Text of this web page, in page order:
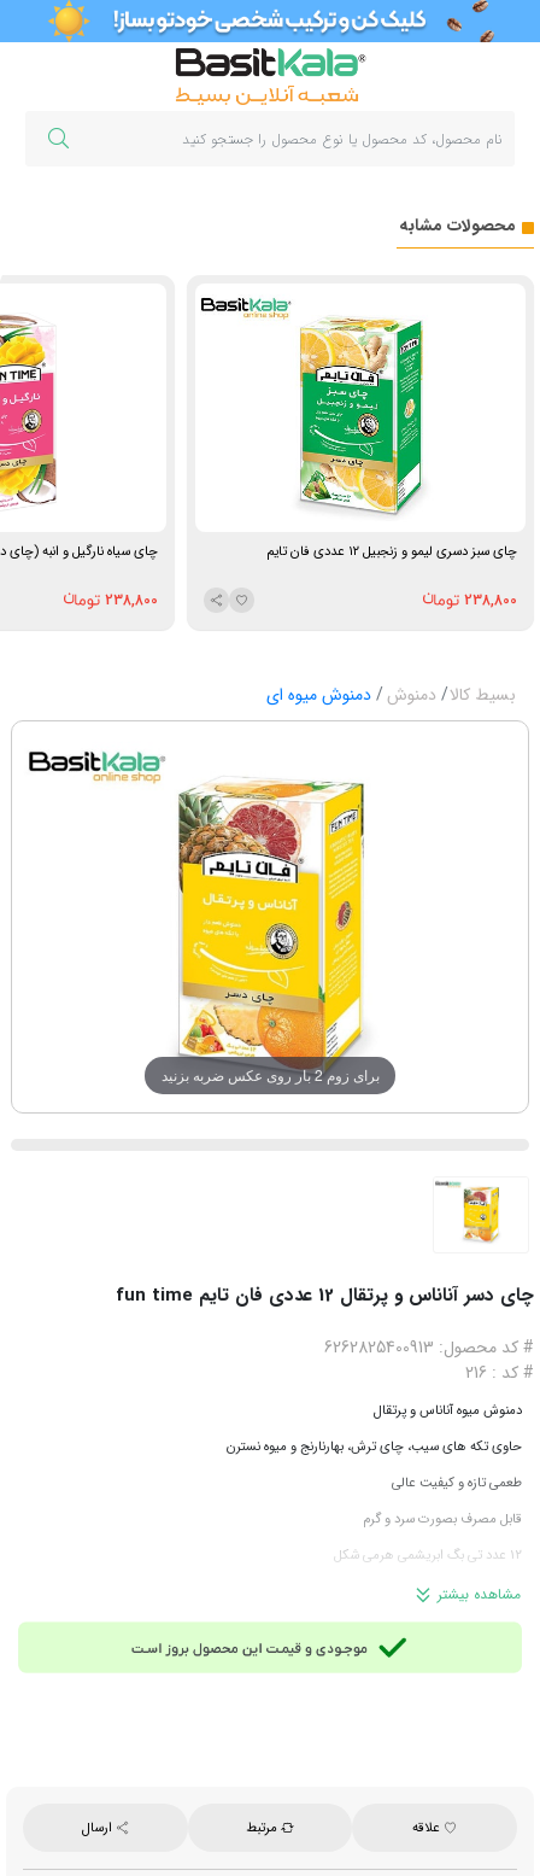
محصولات مشابه
چای سبز دسری لیمو و زنجبیل ۱۲ عددی فان تایم
238,800
چای سیاه نارگیل و انبه (چای دسر) ۱۲ عددی
238,800
بسیط کالا دمنوش دمنوش میوه ای
برای زوم 2 بار روی عکس ضربه بزنید
چای دسر آناناس و پرتقال 12 عددی فان تایم fun time
# کد محصول: 6262825400913
# کد : 216
دمنوش میوه آناناس و پرتقال
حاوی تکه های سیب، چای ترش، بهارنارنج و میوه نسترن
طعمی تازه و کیفیت عالی
قابل مصرف بصورت سرد و گرم
12 عدد تی بگ ابریشمی هرمی شکل
محصول ایران
مشاهده بیشتر
علاقه مرتبط ارسال